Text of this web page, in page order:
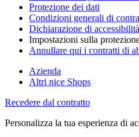
Protezione dei dati
Condizioni generali di
Dichiarazione di accessibilità
Impostazioni sulla
Annullare qui i contratti di
Azienda
Altri nice Shops
Recedere dal contratto
Personalizza la tua esperienza di